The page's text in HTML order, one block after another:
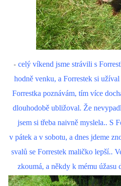
- celý víkend jsme strávili s
hodně venku, a Forrestek si
Forrestka poznávám, tím více
dlouhodobě ubližoval. Že
jsem si třeba naivně myslela.. S
v pátek a v sobotu, a dnes jdeme
svalů se Forrestek maličko lepší..
zkoumá, a někdy k mému úžasu